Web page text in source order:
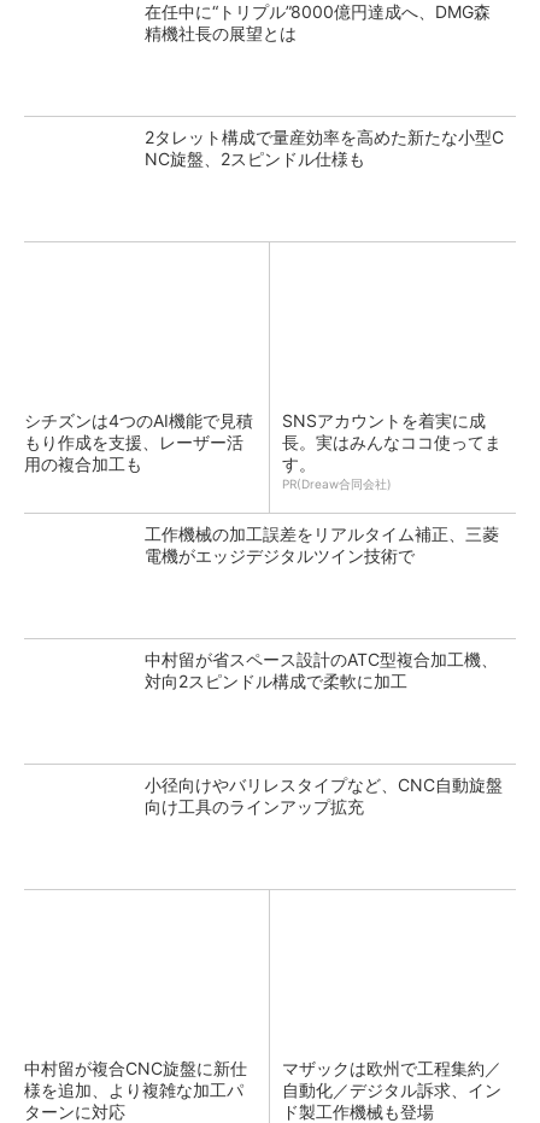
在任中に“トリプル”8000億円達成へ、DMG森
精機社長の展望とは
2タレット構成で量産効率を高めた新たな小型C
NC旋盤、2スピンドル仕様も
シチズンは4つのAI機能で見積
もり作成を支援、レーザー活
用の複合加工も
SNSアカウントを着実に成
長。実はみんなココ使ってま
す。
PR(Dreaw合同会社)
工作機械の加工誤差をリアルタイム補正、三菱
電機がエッジデジタルツイン技術で
中村留が省スペース設計のATC型複合加工機、
対向2スピンドル構成で柔軟に加工
小径向けやバリレスタイプなど、CNC自動旋盤
向け工具のラインアップ拡充
中村留が複合CNC旋盤に新仕
様を追加、より複雑な加工パ
ターンに対応
マザックは欧州で工程集約／
自動化／デジタル訴求、イン
ド製工作機械も登場